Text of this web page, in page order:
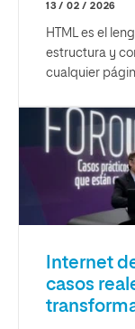
13 / 02 / 2026
HTML es el
estructura y
cualquier
Internet
casos